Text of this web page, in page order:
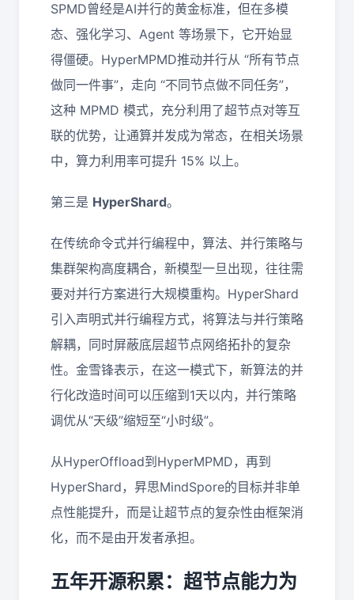
SPMD曾经是AI并行的黄金标准，但在多模
态、强化学习、Agent 等场景下，它开始显
得僵硬。HyperMPMD推动并行从 “所有节点
做同一件事”，走向 “不同节点做不同任务”，
这种 MPMD 模式，充分利用了超节点对等互
联的优势，让通算并发成为常态，在相关场景
中，算力利用率可提升 15% 以上。
第三是 HyperShard。
在传统命令式并行编程中，算法、并行策略与
集群架构高度耦合，新模型一旦出现，往往需
要对并行方案进行大规模重构。HyperShard
引入声明式并行编程方式，将算法与并行策略
解耦，同时屏蔽底层超节点网络拓扑的复杂
性。金雪锋表示，在这一模式下，新算法的并
行化改造时间可以压缩到1天以内，并行策略
调优从“天级”缩短至“小时级”。
从HyperOffload到HyperMPMD，再到
HyperShard，昇思MindSpore的目标并非单
点性能提升，而是让超节点的复杂性由框架消
化，而不是由开发者承担。
五年开源积累：超节点能力为